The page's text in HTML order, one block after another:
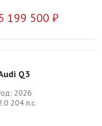
199 500 ₽
Q3
2026
204 л.с.